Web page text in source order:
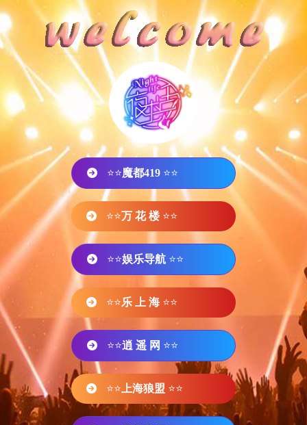
⭐⭐魔都419 ⭐⭐
⭐⭐万 花 楼 ⭐⭐
⭐⭐娱乐导航 ⭐⭐
⭐⭐乐 上 海 ⭐⭐
⭐⭐逍 遥 网 ⭐⭐
⭐⭐ 上海狼盟 ⭐⭐